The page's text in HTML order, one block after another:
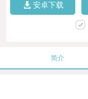
安卓下载
简介